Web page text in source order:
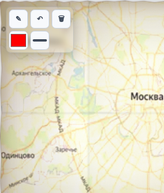
Интерактивная карта
✎ ↶ 🗑